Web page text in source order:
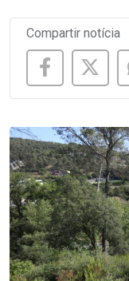
Compartir notícia